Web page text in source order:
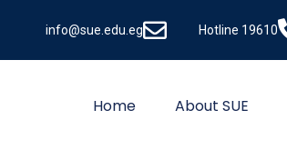
info@sue.edu.eg Hotline 19610
Home About SUE